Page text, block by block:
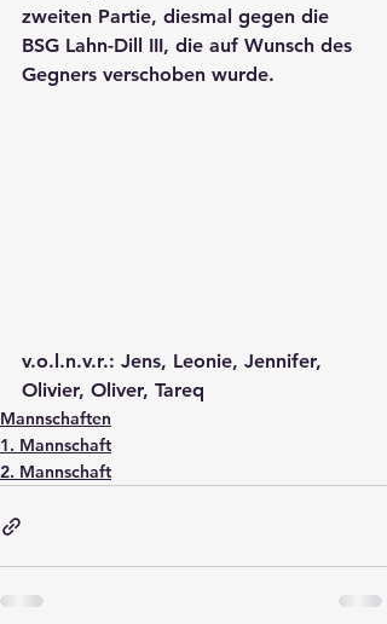
zweiten Partie, diesmal gegen die
BSG Lahn-Dill III, die auf Wunsch des
Gegners verschoben wurde.
v.o.l.n.v.r.: Jens, Leonie, Jennifer,
Olivier, Oliver, Tareq
Mannschaften
1. Mannschaft
2. Mannschaft